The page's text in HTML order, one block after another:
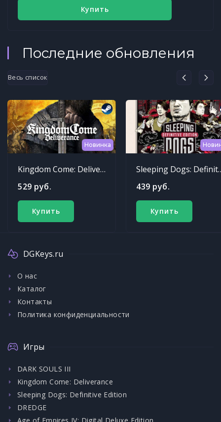
Купить
Последние обновления
Весь список
Новинка
Kingdom Come: Deliverance
529 руб.
Купить
Sleeping
439 руб.
Купить
DGKeys.ru
О нас
Каталог
Контакты
Политика конфиденциальности
Игры
DARK SOULS III
Kingdom Come: Deliverance
Sleeping Dogs: Definitive Edition
DREDGE